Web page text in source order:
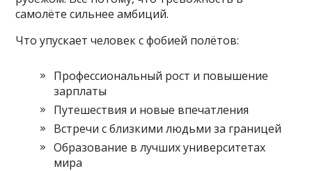
самолёте сильнее амбиций.
Что упускает человек с фобией полётов:
Профессиональный рост и повышение
зарплаты
Путешествия и новые впечатления
Встречи с близкими людьми за границей
Образование в лучших университетах
мира